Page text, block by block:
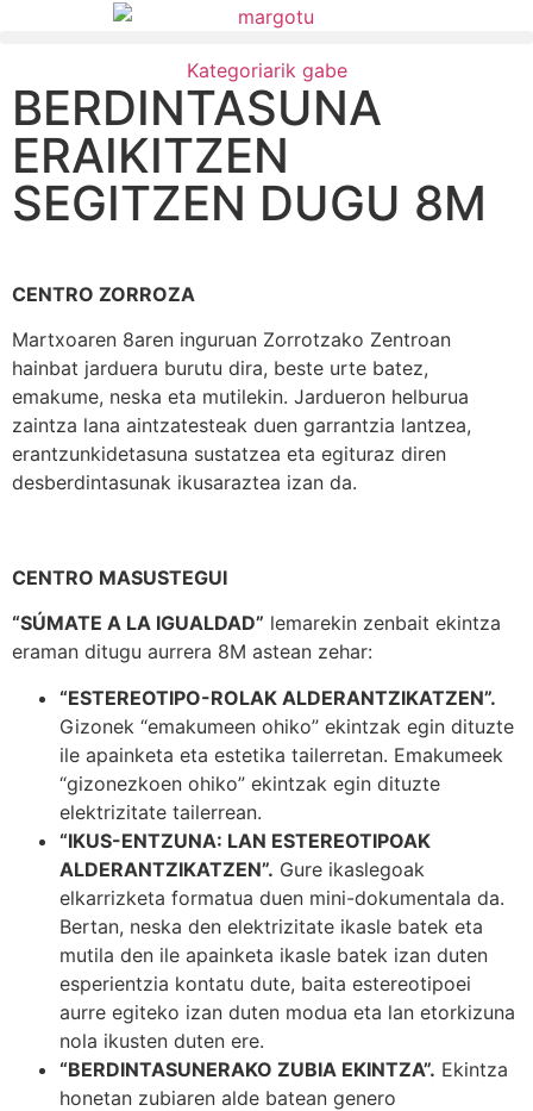
Kategoriarik gabe
BERDINTASUNA
ERAIKITZEN
SEGITZEN DUGU 8M
CENTRO ZORROZA
Martxoaren 8aren inguruan Zorrotzako Zentroan
hainbat jarduera burutu dira, beste urte batez,
emakume, neska eta mutilekin. Jardueron helburua
zaintza lana aintzatesteak duen garrantzia lantzea,
erantzunkidetasuna sustatzea eta egituraz diren
desberdintasunak ikusaraztea izan da.
CENTRO MASUSTEGUI
“SÚMATE A LA IGUALDAD” lemarekin zenbait ekintza
eraman ditugu aurrera 8M astean zehar:
“ESTEREOTIPO-ROLAK ALDERANTZIKATZEN”.
Gizonek “emakumeen ohiko” ekintzak egin dituzte
ile apainketa eta estetika tailerretan. Emakumeek
“gizonezkoen ohiko” ekintzak egin dituzte
elektrizitate tailerrean.
“IKUS-ENTZUNA: LAN ESTEREOTIPOAK
ALDERANTZIKATZEN”. Gure ikaslegoak
elkarrizketa formatua duen mini-dokumentala da.
Bertan, neska den elektrizitate ikasle batek eta
mutila den ile apainketa ikasle batek izan duten
esperientzia kontatu dute, baita estereotipoei
aurre egiteko izan duten modua eta lan etorkizuna
nola ikusten duten ere.
“BERDINTASUNERAKO ZUBIA EKINTZA”. Ekintza
honetan zubiaren alde batean genero